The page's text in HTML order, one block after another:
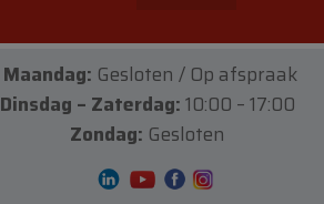
Maandag: Gesloten / Op afspraak
Dinsdag – Zaterdag:10:00 – 17:00
Zondag: Gesloten